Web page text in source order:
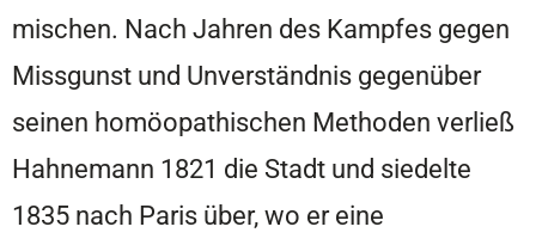
mischen. Nach Jahren des Kampfes gegen
Missgunst und Unverständnis gegenüber
seinen homöopathischen Methoden verließ
Hahnemann 1821 die Stadt und siedelte
1835 nach Paris über, wo er eine